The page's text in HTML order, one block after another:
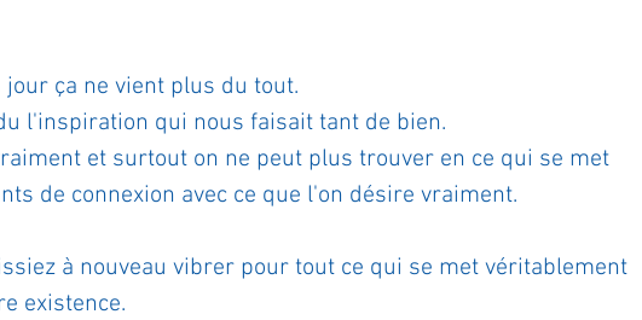
communauté C'est mon histoire
de bord Terestchenko Pensée du jour
jour ça ne vient plus du tout.
l'inspiration qui nous faisait tant de bien.
et surtout on ne peut plus trouver en ce qui se met
de connexion avec ce que l'on désire vraiment.
à nouveau vibrer pour tout ce qui se met véritablement
existence.